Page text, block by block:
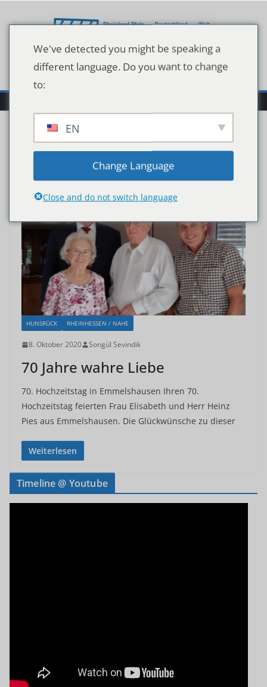
Inhalt
Liebe
HUNSRÜCK RHEINHESSEN / NAHE
8. Oktober 2020 Songül Sevindik
70 Jahre wahre Liebe
70. Hochzeitstag in Emmelshausen Ihren 70.
Hochzeitstag feierten Frau Elisabeth und Herr Heinz
Pies aus Emmelshausen. Die Glückwünsche zu dieser
Weiterlesen
Timeline @ Youtube
We've detected you might be speaking a
different language. Do you want to change
to:
EN
Change Language
Close and do not switch language